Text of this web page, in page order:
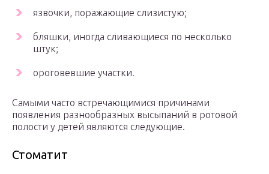
язвочки, поражающие слизистую;
бляшки, иногда сливающиеся по несколько
штук;
ороговевшие участки.
Самыми часто встречающимися причинами
появления разнообразных высыпаний в ротовой
полости у детей являются следующие.
Стоматит